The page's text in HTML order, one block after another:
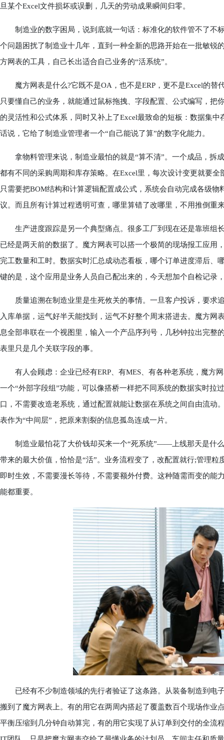
旦某个Excel文件损坏或误删，几天的劳动成果瞬间归零。
制造业的数字困局，说到底就一句话：标准化的软件管不了不
个问题困扰了制造业十几年，直到一种全新的思路开始在一批敏
方网表的工具，自己长出适合自己业务的“活系统”。
魔方网表是什么?它既不是OA，也不是ERP，更不是Excel的替
只要懂自己的业务，就能通过鼠标拖拽、字段配置、公式编写，把
的灵活性和公式体系，同时又补上了Excel最致命的短板：数据集
话说，它给了制造业管理者一个“自己能说了算”的数字化能力。
拿物料管理来说，制造业最怕的就是“算不清”。一个成品，拆
都有不同的采购周期和库存策略。在Excel里，每次设计变更就要
只需要把BOM结构和计算逻辑配置成公式，系统会自动完成各级
议。而且所有计算过程透明可查，哪里算错了改哪里，不用推倒重
生产进度跟踪是另一个典型痛点。很多工厂到现在还是靠班组
已经是两天前的数据了。魔方网表可以搭一个极简的现场报工应用
完工数量和工时。数据实时汇总成动态看板，哪个订单进度滞后、
键的是，这个应用是业务人员自己配出来的，今天想加个自检记录
质量追溯在制造业里是生死攸关的事情。一旦客户投诉，要求
入库单据，运气好半天能找到，运气不好整个周末搭进去。魔方
息全部串联在一个视图里，输入一个产品序列号，几秒钟拉出完整
表里只是几个关联字段的事。
有人会顾虑：企业已经有ERP、有MES、有各种老系统，魔方
一个“外部字段组”功能，可以像搭桥一样把不同系统的数据实时拉
口，不需要改造老系统，通过配置就能让数据在系统之间自由流动
表作为“中间层”，把原来割裂的信息孤岛连成一片。
制造业最怕花了大价钱却买来一个“死系统”——上线那天是什么
带来的最大价值，恰恰是“活”。业务流程变了，改配置就行;管理
即时生效，不需要漫长等待，不需要额外付费。这种随需而变的
能都重要。
已经有不少制造领域的先行者验证了这条路。从装备制造到电
搬到了魔方网表上。有的用它在两周内搭起了覆盖数百个现场作业
平衡压缩到几分钟自动算完，有的用它实现了从订单到交付的全流